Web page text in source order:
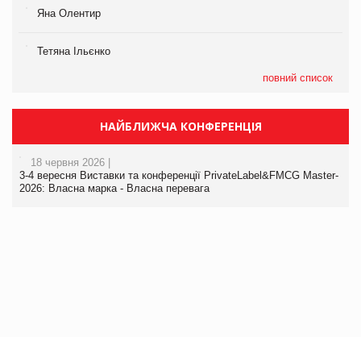
Яна Олентир
Тетяна Ільєнко
повний список
НАЙБЛИЖЧА КОНФЕРЕНЦІЯ
18 червня 2026 |
3-4 вересня Виставки та конференції PrivateLabel&FMCG Master-
2026: Власна марка - Власна перевага